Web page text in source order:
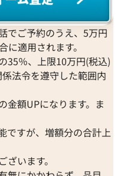
でご予約のうえ、5万円
適用されます。
35％、上限10万円(税込)
法令を遵守した範囲内
金額UPになります。ま
ですが、増額分の合計上
います。